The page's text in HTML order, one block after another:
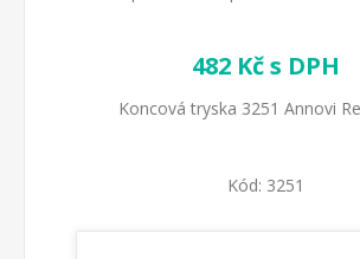
482 Kč s DPH
Koncová tryska 3251 Annovi
Kód: 3251